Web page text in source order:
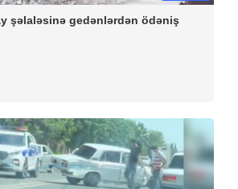
şəlaləsinə gedənlərdən ödəniş